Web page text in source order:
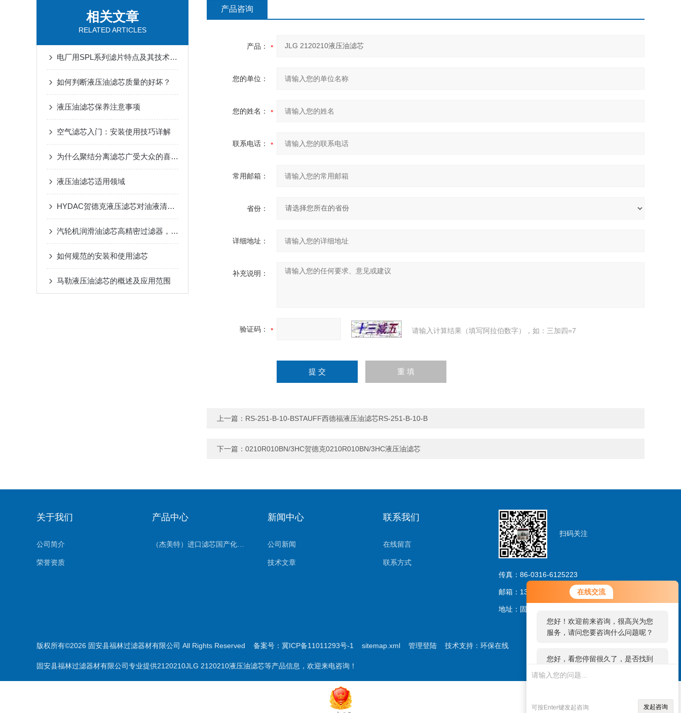
在线交流
您好！欢迎前来咨询，很高兴为您
服务，请问您要咨询什么问题呢？
您好，看您停留很久了，是否找到
了需求产品，您可以直接在线与我
可按Enter键发起咨询 发起咨询
相关文章
RELATED ARTICLES
电厂用SPL系列滤片特点及其技术参数
如何判断液压油滤芯质量的好坏？
液压油滤芯保养注意事项
空气滤芯入门：安装使用技巧详解
为什么聚结分离滤芯广受大众的喜爱？
液压油滤芯适用领域
HYDAC贺德克液压滤芯对油液清洁度的影响评估
汽轮机润滑油滤芯高精密过滤器，具有耐高温、耐腐蚀性好等特点
如何规范的安装和使用滤芯
马勒液压油滤芯的概述及应用范围
产品咨询
产品：
您的单位：
您的姓名：
联系电话：
常用邮箱：
省份：
详细地址：
补充说明：
验证码： 请输入计算结果（填写阿拉伯数字），如：三加四=7
上一篇： RS-251-B-10-BSTAUFF西德福液压油滤芯RS-251-B-10-B
下一篇： 0210R010BN/3HC贺德克0210R010BN/3HC液压油滤芯
关于我们
公司简介
荣誉资质
产品中心 新闻中心
公司新闻
技术文章
联系我们
在线留言
联系方式
扫码关注
传真：86-0316-6125223
邮箱：13733263206@163.com
地址：固安林城温泉产业园区
版权所有©2026 固安县福林过滤器材有限公司 All Rights Reserved 备案号：冀ICP备11011293号-1 sitemap.xml 管理登陆 技术支持： 环保在线
固安县福林过滤器材有限公司专业提供2120210JLG 2120210液压油滤芯等产品信息，欢迎来电咨询！